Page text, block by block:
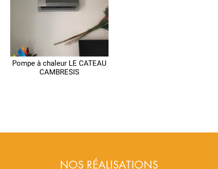
Pompe à chaleur LE CATEAU
CAMBRESIS
NOS RÉALISATIONS